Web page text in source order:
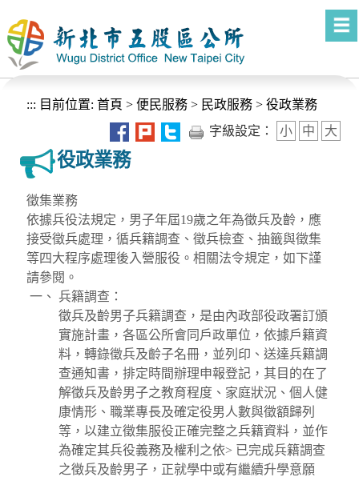
::: 目前位置: 首頁 > 便民服務 > 民政服務 > 役政業務
字級設定：
小 中 大
役政業務
徵集業務
依據兵役法規定，男子年屆19歲之年為徵兵及齡，應
接受徵兵處理，循兵籍調查、徵兵檢查、抽籤與徵集
等四大程序處理後入營服役。相關法令規定，如下謹
請參閱。
兵籍調查：
徵兵及齡男子兵籍調查，是由內政部役政署訂頒
實施計畫，各區公所會同戶政單位，依據戶籍資
料，轉錄徵兵及齡子名冊，並列印、送達兵籍調
查通知書，排定時間辦理申報登記，其目的在了
解徵兵及齡男子之教育程度、家庭狀況、個人健
康情形、職業專長及確定役男人數與徵額歸列
等，以建立徵集服役正確完整之兵籍資料，並作
為確定其兵役義務及權利之依> 已完成兵籍調查
之徵兵及齡男子，正就學中或有繼續升學意願